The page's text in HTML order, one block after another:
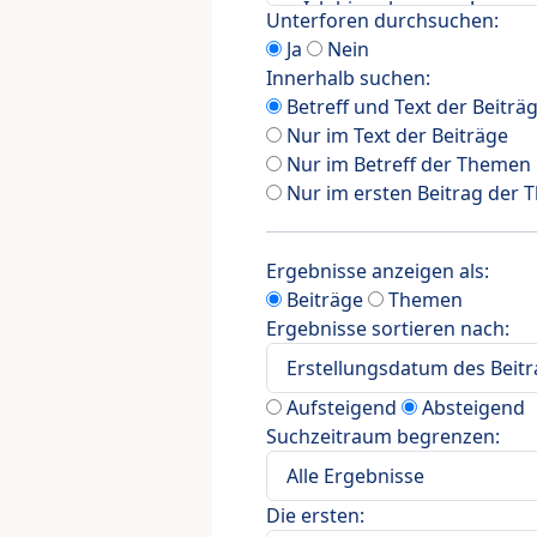
Unterforen durchsuchen:
Ja
Nein
Innerhalb suchen:
Betreff und Text der
Nur im Text der Beiträge
Nur im Betreff der Themen
Nur im ersten Beitrag der
Ergebnisse anzeigen als:
Beiträge
Themen
Ergebnisse sortieren nach:
Aufsteigend
Absteigend
Suchzeitraum begrenzen:
Die ersten: